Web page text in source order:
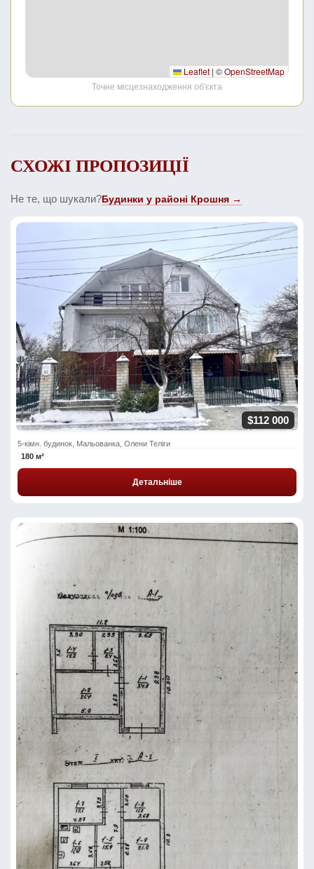
Leaflet | ©OpenStreetMap
Точне місцезнаходження об'єкта
СХОЖІ ПРОПОЗИЦІЇ
Не те, що шукали?Будинки у районі Крошня →
$112 000
5-кімн. будинок, Мальованка, Олени Теліги
180 м²
Детальніше